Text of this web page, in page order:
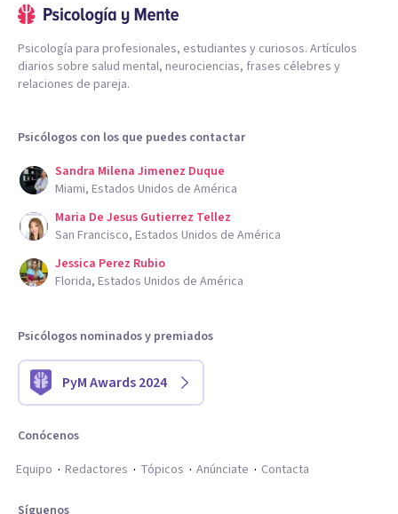
Psicología para profesionales, estudiantes y curiosos. Artículos
diarios sobre salud mental, neurociencias, frases célebres y
relaciones de pareja.
Psicólogos con los que puedes contactar
Sandra Milena Jimenez Duque
Miami, Estados Unidos de América
Maria De Jesus Gutierrez Tellez
San Francisco, Estados Unidos de América
Jessica Perez Rubio
Florida, Estados Unidos de América
Psicólogos nominados y premiados
PyM Awards 2024
Conócenos
Equipo
Redactores Tópicos Anúnciate Contacta
Síguenos